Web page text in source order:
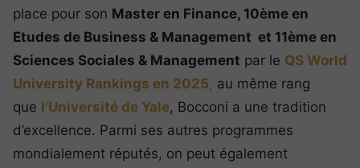
place pour son Master en Finance, 10ème en
Etudes de Business & Management et 11ème en
Sciences Sociales & Management par le QS World
University Rankings en 2025, au même rang
que l’Université de Yale, Bocconi a une tradition
d’excellence. Parmi ses autres programmes
mondialement réputés, on peut également